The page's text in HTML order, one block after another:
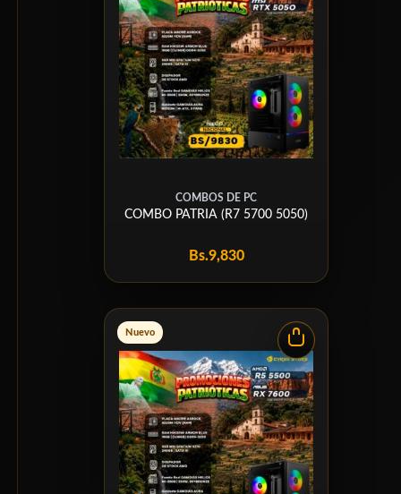
COMBOS DE PC
COMBO PATRIA (R7 5700 5050)
Bs.9,830
Nuevo